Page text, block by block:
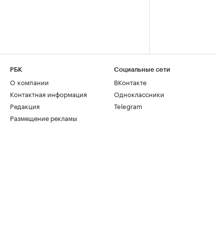
РБК
О компании
Контактная информация
Редакция
Размещение рекламы
Социальные сети
ВКонтакте
Одноклассники
Telegram